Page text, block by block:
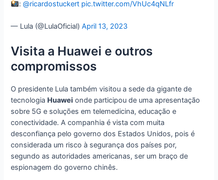
:@ricardostuckert pic.twitter.com/VhUc4qNLfr
— Lula (@LulaOficial)April 13, 2023
Visita a Huawei e outros
compromissos
O presidente Lula também visitou a sede da gigante de
tecnologia Huawei onde participou de uma apresentação
sobre 5G e soluções em telemedicina, educação e
conectividade. A companhia é vista com muita
desconfiança pelo governo dos Estados Unidos, pois é
considerada um risco à segurança dos países por,
segundo as autoridades americanas, ser um braço de
espionagem do governo chinês.